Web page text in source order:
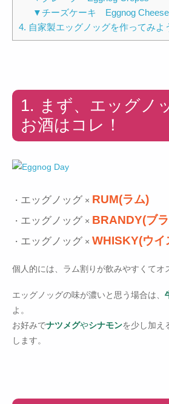
▼チーズケーキ Eggnog
4. 自家製エッグノッグを作ってみよ
1. まず、エッグノ
お酒はコレ！
・ エッグノッグ × RUM(ラム)
・ エッグノッグ × BRANDY(ブ
・ エッグノッグ × WHISKY(ウイ
個人的には、ラム割りが飲みやすくてオ
エッグノッグの味が濃いと思う場合は、
よ。
お好みでナツメグやシナモンを少し加え
します。